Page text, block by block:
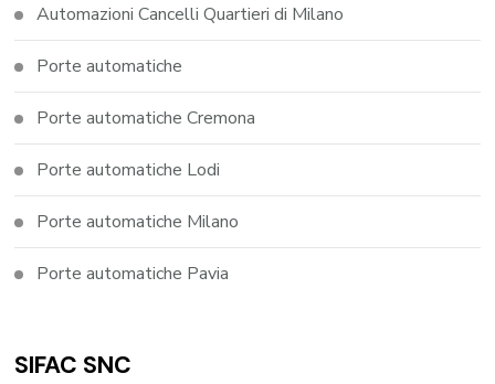
Automazioni Cancelli Quartieri di Milano
Porte automatiche
Porte automatiche Cremona
Porte automatiche Lodi
Porte automatiche Milano
Porte automatiche Pavia
SIFAC SNC